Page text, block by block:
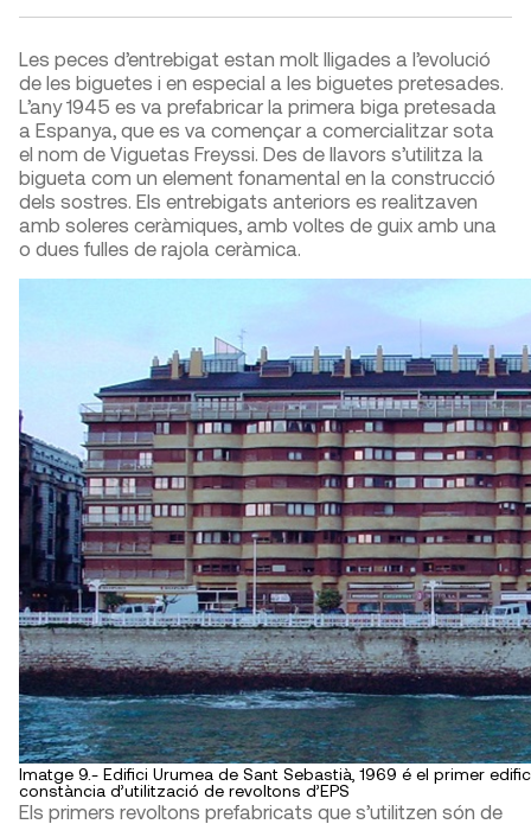
Les peces d’entrebigat estan molt lligades a l’evolució
de les biguetes i en especial a les biguetes pretesades.
L’any 1945 es va prefabricar la primera biga pretesada
a Espanya, que es va començar a comercialitzar sota
el nom de Viguetas Freyssi. Des de llavors s’utilitza la
bigueta com un element fonamental en la construcció
dels sostres. Els entrebigats anteriors es realitzaven
amb soleres ceràmiques, amb voltes de guix amb una
o dues fulles de rajola ceràmica.
Imatge 9.- Edifici Urumea de Sant Sebastià, 1969 é el primer
constància d’utilització de revoltons d’EPS
Els primers revoltons prefabricats que s’utilitzen són de